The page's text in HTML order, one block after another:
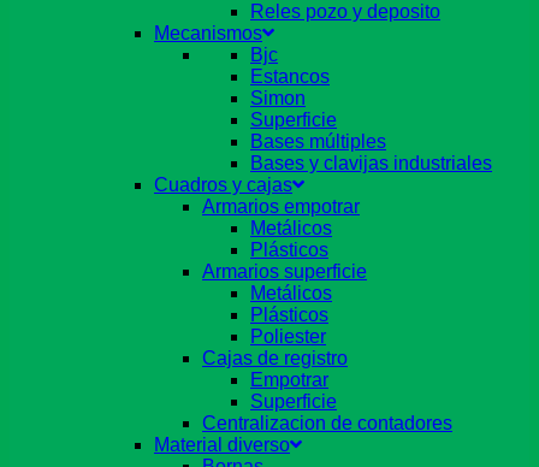
Reles pozo y deposito
Mecanismos
Bjc
Estancos
Simon
Superficie
Bases múltiples
Bases y clavijas industriales
Cuadros y cajas
Armarios empotrar
Metálicos
Plásticos
Armarios superficie
Metálicos
Plásticos
Poliester
Cajas de registro
Empotrar
Superficie
Centralizacion de contadores
Material diverso